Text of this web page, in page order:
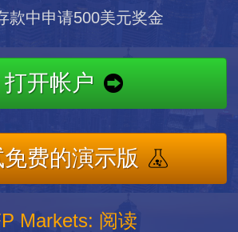
款中申请500美元奖金
打开帐户
费的演示版
Markets: 阅读